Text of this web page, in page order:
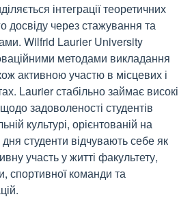
інтеграції теоретичних
досвіду через стажування та
Wilfrid Laurier University
методами викладання
активною участю в місцевих і
Laurier стабільно займає високі
задоволеності студентів
культурі, орієнтованій на
студенти відчувають себе як
участь у житті факультету,
спортивної команди та